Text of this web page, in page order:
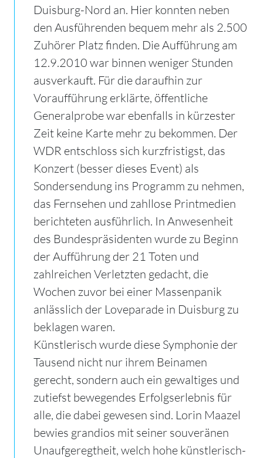
Duisburg-Nord an. Hier konnten neben
den Ausführenden bequem mehr als 2.500
Zuhörer Platz finden. Die Aufführung am
12.9.2010 war binnen weniger Stunden
ausverkauft. Für die daraufhin zur
Voraufführung erklärte, öffentliche
Generalprobe war ebenfalls in kürzester
Zeit keine Karte mehr zu bekommen. Der
WDR entschloss sich kurzfristigst, das
Konzert (besser dieses Event) als
Sondersendung ins Programm zu nehmen,
das Fernsehen und zahllose Printmedien
berichteten ausführlich. In Anwesenheit
des Bundespräsidenten wurde zu Beginn
der Aufführung der 21 Toten und
zahlreichen Verletzten gedacht, die
Wochen zuvor bei einer Massenpanik
anlässlich der Loveparade in Duisburg zu
beklagen waren.
Künstlerisch wurde diese Symphonie der
Tausend nicht nur ihrem Beinamen
gerecht, sondern auch ein gewaltiges und
zutiefst bewegendes Erfolgserlebnis für
alle, die dabei gewesen sind. Lorin Maazel
bewies grandios mit seiner souveränen
Unaufgeregtheit, welch hohe künstlerisch-